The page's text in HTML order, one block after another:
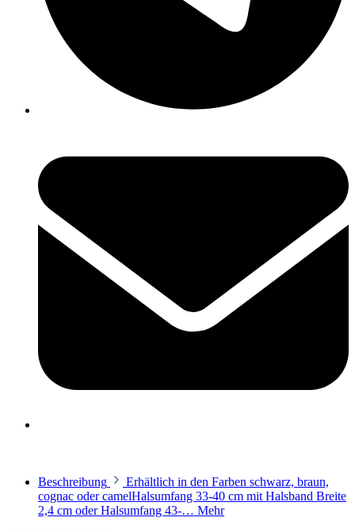
Beschreibung
Erhältlich in den Farben schwarz, braun,
cognac oder camelHalsumfang 33-40 cm mit Halsband Breite
2,4 cm oder Halsumfang 43-… Mehr